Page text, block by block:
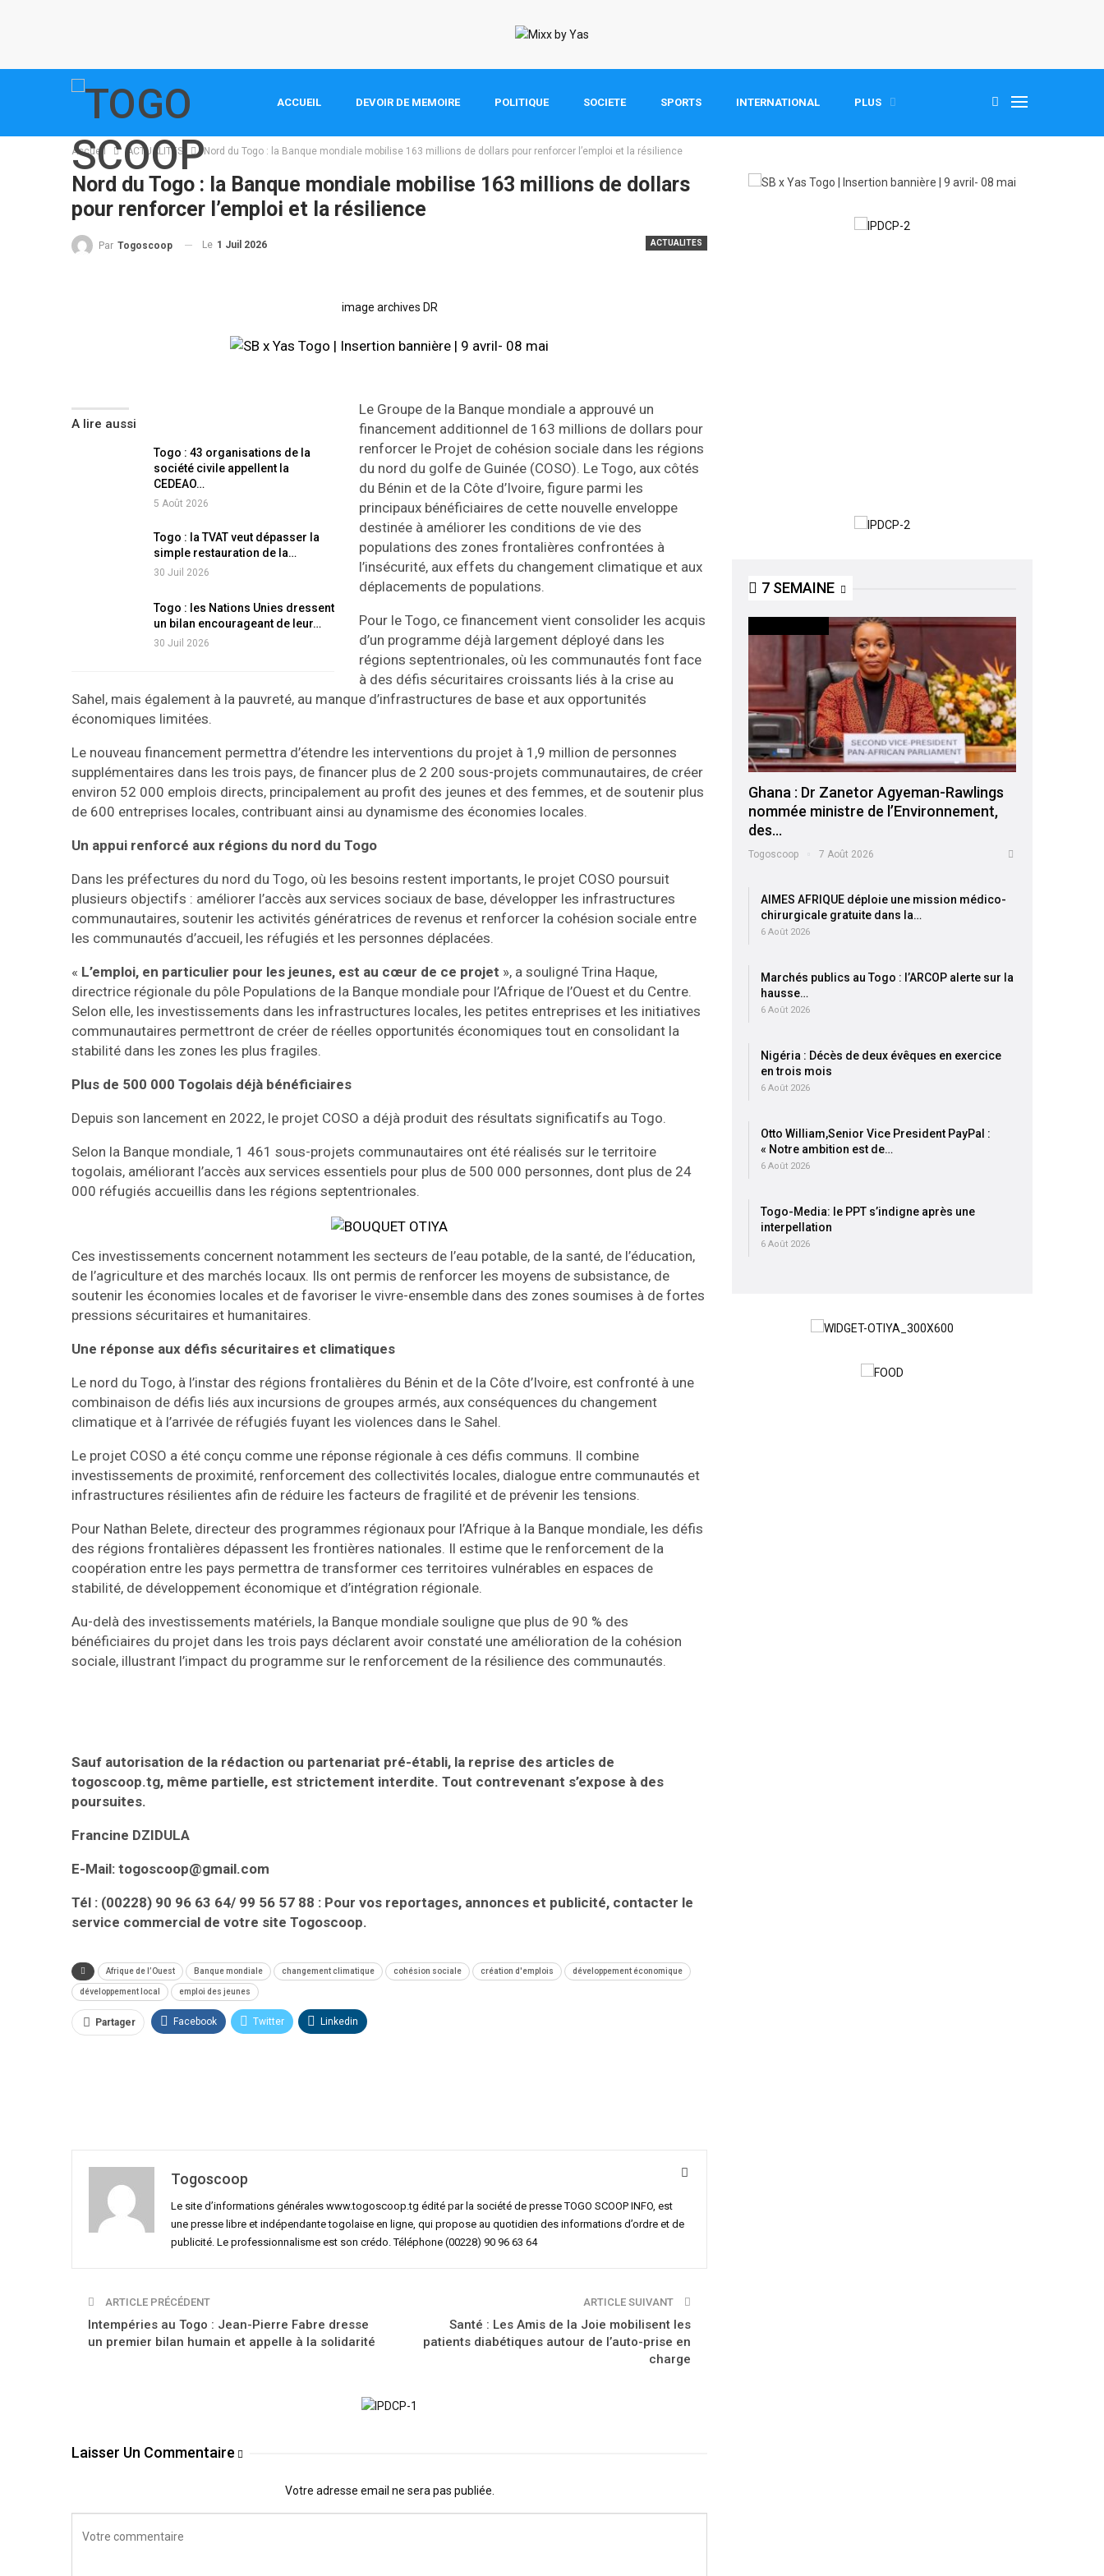
ACCUEIL DEVOIR DE MEMOIRE POLITIQUE SOCIETE SPORTS INTERNATIONAL PLUS
Accueil ACTUALITES Nord du Togo : la Banque mondiale mobilise 163 millions de dollars pour renforcer l’emploi et la résilience
Nord du Togo : la Banque mondiale mobilise 163 millions de dollars
pour renforcer l’emploi et la résilience
ACTUALITES
Par Togoscoop Le 1 Juil 2026
image archives DR
A lire aussi
Togo : 43 organisations de la
société civile appellent la
CEDEAO…
5 Août 2026
Togo : la TVAT veut dépasser la
simple restauration de la…
30 Juil 2026
Togo : les Nations Unies dressent
un bilan encourageant de leur…
30 Juil 2026
Le Groupe de la Banque mondiale a approuvé un
financement additionnel de 163 millions de dollars pour
renforcer le Projet de cohésion sociale dans les régions
du nord du golfe de Guinée (COSO). Le Togo, aux côtés
du Bénin et de la Côte d’Ivoire, figure parmi les
principaux bénéficiaires de cette nouvelle enveloppe
destinée à améliorer les conditions de vie des
populations des zones frontalières confrontées à
l’insécurité, aux effets du changement climatique et aux
déplacements de populations.
Pour le Togo, ce financement vient consolider les acquis
d’un programme déjà largement déployé dans les
régions septentrionales, où les communautés font face
à des défis sécuritaires croissants liés à la crise au
Sahel, mais également à la pauvreté, au manque d’infrastructures de base et aux opportunités
économiques limitées.
Le nouveau financement permettra d’étendre les interventions du projet à 1,9 million de personnes
supplémentaires dans les trois pays, de financer plus de 2 200 sous-projets communautaires, de créer
environ 52 000 emplois directs, principalement au profit des jeunes et des femmes, et de soutenir plus
de 600 entreprises locales, contribuant ainsi au dynamisme des économies locales.
Un appui renforcé aux régions du nord du Togo
Dans les préfectures du nord du Togo, où les besoins restent importants, le projet COSO poursuit
plusieurs objectifs : améliorer l’accès aux services sociaux de base, développer les infrastructures
communautaires, soutenir les activités génératrices de revenus et renforcer la cohésion sociale entre
les communautés d’accueil, les réfugiés et les personnes déplacées.
« L’emploi, en particulier pour les jeunes, est au cœur de ce projet », a souligné Trina Haque,
directrice régionale du pôle Populations de la Banque mondiale pour l’Afrique de l’Ouest et du Centre.
Selon elle, les investissements dans les infrastructures locales, les petites entreprises et les initiatives
communautaires permettront de créer de réelles opportunités économiques tout en consolidant la
stabilité dans les zones les plus fragiles.
Plus de 500 000 Togolais déjà bénéficiaires
Depuis son lancement en 2022, le projet COSO a déjà produit des résultats significatifs au Togo.
Selon la Banque mondiale, 1 461 sous-projets communautaires ont été réalisés sur le territoire
togolais, améliorant l’accès aux services essentiels pour plus de 500 000 personnes, dont plus de 24
000 réfugiés accueillis dans les régions septentrionales.
Ces investissements concernent notamment les secteurs de l’eau potable, de la santé, de l’éducation,
de l’agriculture et des marchés locaux. Ils ont permis de renforcer les moyens de subsistance, de
soutenir les économies locales et de favoriser le vivre-ensemble dans des zones soumises à de fortes
pressions sécuritaires et humanitaires.
Une réponse aux défis sécuritaires et climatiques
Le nord du Togo, à l’instar des régions frontalières du Bénin et de la Côte d’Ivoire, est confronté à une
combinaison de défis liés aux incursions de groupes armés, aux conséquences du changement
climatique et à l’arrivée de réfugiés fuyant les violences dans le Sahel.
Le projet COSO a été conçu comme une réponse régionale à ces défis communs. Il combine
investissements de proximité, renforcement des collectivités locales, dialogue entre communautés et
infrastructures résilientes afin de réduire les facteurs de fragilité et de prévenir les tensions.
Pour Nathan Belete, directeur des programmes régionaux pour l’Afrique à la Banque mondiale, les défis
des régions frontalières dépassent les frontières nationales. Il estime que le renforcement de la
coopération entre les pays permettra de transformer ces territoires vulnérables en espaces de
stabilité, de développement économique et d’intégration régionale.
Au-delà des investissements matériels, la Banque mondiale souligne que plus de 90 % des
bénéficiaires du projet dans les trois pays déclarent avoir constaté une amélioration de la cohésion
sociale, illustrant l’impact du programme sur le renforcement de la résilience des communautés.
Sauf autorisation de la rédaction ou partenariat pré-établi, la reprise des articles de
togoscoop.tg, même partielle, est strictement interdite. Tout contrevenant s’expose à des
poursuites.
Francine DZIDULA
E-Mail: togoscoop@gmail.com
Tél : (00228) 90 96 63 64/ 99 56 57 88 : Pour vos reportages, annonces et publicité, contacter le
service commercial de votre site Togoscoop.
Afrique de l’Ouest Banque mondiale changement climatique cohésion sociale création d'emplois développement économique
développement local emploi des jeunes
Partager Facebook Twitter Linkedin
Togoscoop
Le site d’informations générales www.togoscoop.tg édité par la société de presse TOGO SCOOP INFO, est
une presse libre et indépendante togolaise en ligne, qui propose au quotidien des informations d’ordre et de
publicité. Le professionnalisme est son crédo. Téléphone (00228) 90 96 63 64
ARTICLE PRÉCÉDENT
Intempéries au Togo : Jean-Pierre Fabre dresse
un premier bilan humain et appelle à la solidarité
ARTICLE SUIVANT
Santé : Les Amis de la Joie mobilisent les
patients diabétiques autour de l’auto-prise en
charge
Laisser Un Commentaire
Votre adresse email ne sera pas publiée.
7 SEMAINE
Ghana : Dr Zanetor Agyeman-Rawlings
nommée ministre de l’Environnement,
des…
Togoscoop 7 Août 2026
AIMES AFRIQUE déploie une mission médico-
chirurgicale gratuite dans la…
6 Août 2026
Marchés publics au Togo : l’ARCOP alerte sur la
hausse…
6 Août 2026
Nigéria : Décès de deux évêques en exercice
en trois mois
6 Août 2026
Otto William,Senior Vice President PayPal :
« Notre ambition est de…
6 Août 2026
Togo-Media: le PPT s’indigne après une
interpellation
6 Août 2026